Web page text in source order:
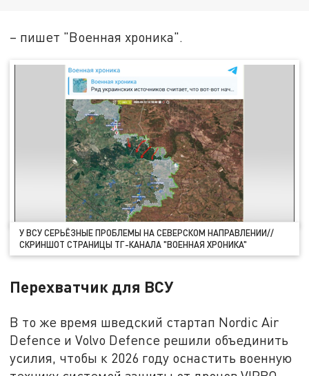
– пишет "Военная хроника".
У ВСУ СЕРЬЁЗНЫЕ ПРОБЛЕМЫ НА СЕВЕРСКОМ НАПРАВЛЕНИИ//
СКРИНШОТ СТРАНИЦЫ ТГ-КАНАЛА "ВОЕННАЯ ХРОНИКА"
Перехватчик для ВСУ
В то же время шведский стартап Nordic Air
Defence и Volvo Defence решили объединить
усилия, чтобы к 2026 году оснастить военную